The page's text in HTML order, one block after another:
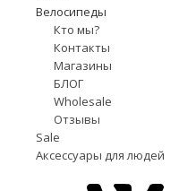
Велосипеды
Кто мы?
Контакты
Магазины
БЛОГ
Wholesale
Отзывы
Sale
Аксессуары для людей